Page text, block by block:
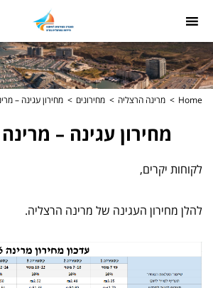
כקישור
לעמוד
הבית
Home מרינה הרצליה מחירונים מחירון עגינה –
מחירון עגינה –
לקוחות יקרים,
להלן מחירון העגינה של מרינה הרצליה.